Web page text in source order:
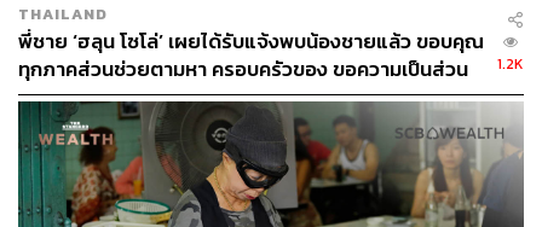
ขั้นตอนการกลับเข้าประเทศ
ตั้งแต่วันที่ 1 เมษายน 2565 เป็นต้นไป ประเทศไทย
อนุญาตให้นักเดินทางทั้งไทยและต่างประเทศที่ต้องการ
เข้าประเทศไทย ไม่จำเป็นต้องโชว์ผลตรวจ RT-PCR
ก่อนเดินทาง
การเข้าประเทศไทยมีทั้งหมด 3 วิธีการ ได้แก่ Test &
THAILAND
พี่ชาย ‘ฮลุน โซโล่’ เผยได้รับแจ้งพบน้องชายแล้ว ขอบคุณ
ทุกภาคส่วนช่วยตามหา ครอบครัวของ ขอความเป็นส่วน
ตัว งดแพร่ข้อมูลที่ยังไม่ยืนยัน
1.2K